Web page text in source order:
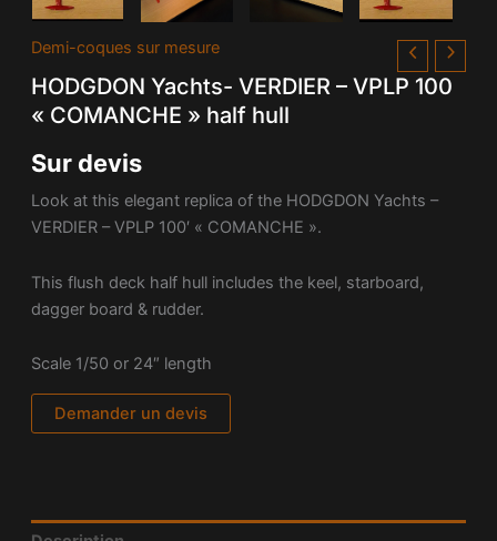
Demi-coques sur mesure
HODGDON Yachts- VERDIER – VPLP 100
« COMANCHE » half hull
Sur devis
Look at this elegant replica of the HODGDON Yachts –
VERDIER – VPLP 100′ « COMANCHE ».
This flush deck half hull includes the keel, starboard,
dagger board & rudder.
Scale 1/50 or 24″ length
Demander un devis